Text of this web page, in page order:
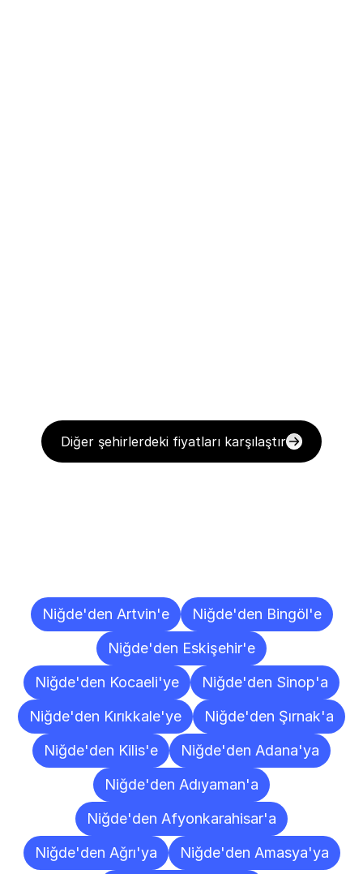
Diğer şehirlerdeki fiyatları karşılaştır
Niğde'den Artvin'e
Niğde'den Bingöl'e
Niğde'den Eskişehir'e
Niğde'den Kocaeli'ye
Niğde'den Sinop'a
Niğde'den Kırıkkale'ye
Niğde'den Şırnak'a
Niğde'den Kilis'e
Niğde'den Adana'ya
Niğde'den Adıyaman'a
Niğde'den Afyonkarahisar'a
Niğde'den Ağrı'ya
Niğde'den Amasya'ya